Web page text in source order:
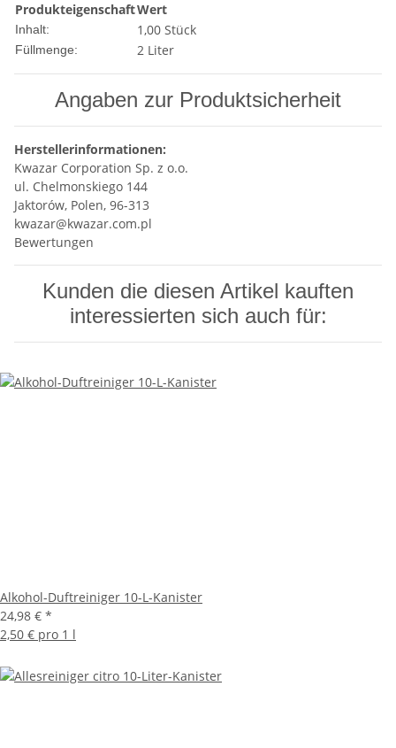
ProdukteigenschaftWert
Inhalt: 1,00 Stück
Füllmenge: 2 Liter
Angaben zur Produktsicherheit
Herstellerinformationen:
Kwazar Corporation Sp. z o.o.
ul. Chelmonskiego 144
Jaktorów, Polen, 96-313
kwazar@kwazar.com.pl
Bewertungen
Kunden die diesen Artikel kauften
interessierten sich auch für:
Alkohol-Duftreiniger 10-L-Kanister
24,98 € *
2,50 € pro 1 l